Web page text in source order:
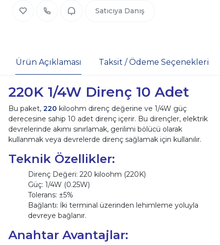
Satıcıya Danış
Ürün Açıklaması Taksit / Ödeme Seçenekleri
220K 1/4W Direnç 10 Adet
Bu paket, 220 kiloohm direnç değerine ve 1/4W güç
derecesine sahip 10 adet direnç içerir. Bu dirençler, elektrik
devrelerinde akımı sınırlamak, gerilimi bölücü olarak
kullanmak veya devrelerde direnç sağlamak için kullanılır.
Teknik Özellikler:
Direnç Değeri: 220 kiloohm (220K)
Güç: 1/4W (0.25W)
Tolerans: ±5%
Bağlantı: İki terminal üzerinden lehimleme yoluyla
devreye bağlanır.
Anahtar Avantajlar: